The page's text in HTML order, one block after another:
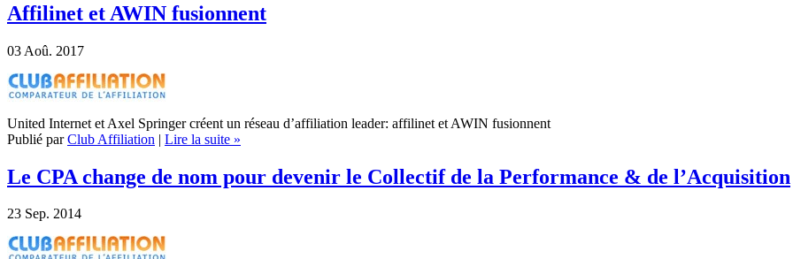
Affilinet et AWIN fusionnent
03 Aoû. 2017
United Internet et Axel Springer créent un réseau d’affiliation leader: affilinet et AWIN fusionnent
Publié parClub Affiliation | Lire la suite »
Le CPA change de nom pour devenir le Collectif de la Performance & de l’Acquisition
23 Sep. 2014